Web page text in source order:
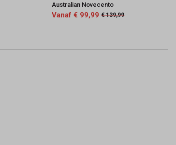
Australian Novecento
Vanaf € 99,99 € 139,99